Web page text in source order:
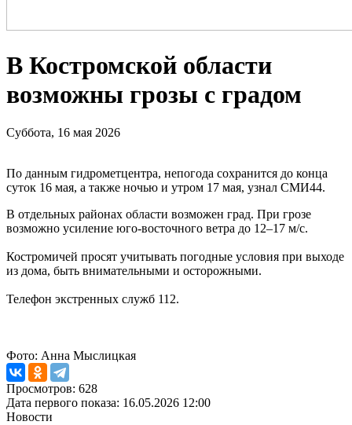
В Костромской области
возможны грозы с градом
Суббота, 16 мая 2026
По данным гидрометцентра, непогода сохранится до конца
суток 16 мая, а также ночью и утром 17 мая, узнал СМИ44.
В отдельных районах области возможен град. При грозе
возможно усиление юго-восточного ветра до 12–17 м/с.
Костромичей просят учитывать погодные условия при выходе
из дома, быть внимательными и осторожными.
Телефон экстренных служб 112.
Фото: Анна Мыслицкая
Просмотров: 628
Дата первого показа: 16.05.2026 12:00
Новости